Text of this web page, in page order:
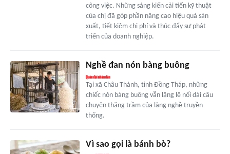
công việc. Những sáng kiến cải tiến kỹ thuật
của chị đã góp phần nâng cao hiệu quả sản
xuất, tiết kiệm chi phí và thúc đẩy sự phát
triển của doanh nghiệp.
Nghề đan nón bàng buông
Tại xã Châu Thành, tỉnh Đồng Tháp, những
chiếc nón bàng buông vẫn lặng lẽ nối dài câu
chuyện thăng trầm của làng nghề truyền
thống.
Vì sao gọi là bánh bò?